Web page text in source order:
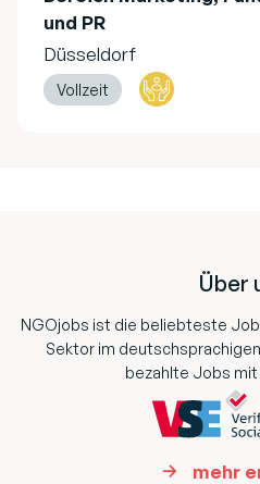
und PR
Düsseldorf
Vollzeit
Über
NGOjobs ist die beliebteste
Sektor im
bezahlte Jobs mit
mehr